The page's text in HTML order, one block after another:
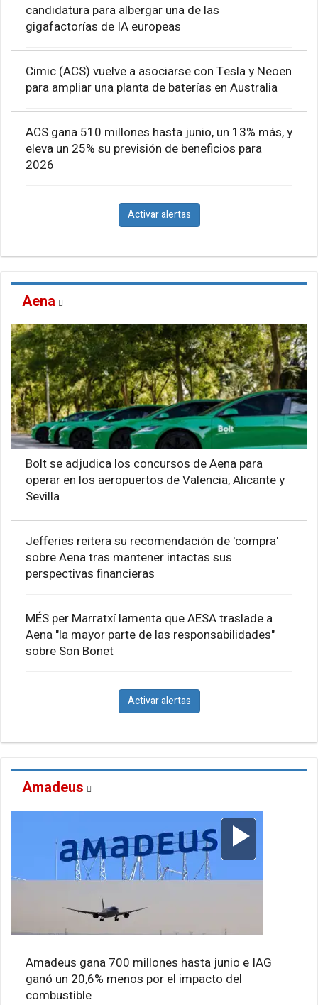
candidatura para albergar una de las
gigafactorías de IA europeas
Cimic (ACS) vuelve a asociarse con Tesla y Neoen
para ampliar una planta de baterías en Australia
ACS gana 510 millones hasta junio, un 13% más, y
eleva un 25% su previsión de beneficios para
2026
Activar alertas
Aena
Bolt se adjudica los concursos de Aena para
operar en los aeropuertos de Valencia, Alicante y
Sevilla
Jefferies reitera su recomendación de 'compra'
sobre Aena tras mantener intactas sus
perspectivas financieras
MÉS per Marratxí lamenta que AESA traslade a
Aena "la mayor parte de las responsabilidades"
sobre Son Bonet
Activar alertas
Amadeus
Amadeus gana 700 millones hasta junio e IAG
ganó un 20,6% menos por el impacto del
combustible